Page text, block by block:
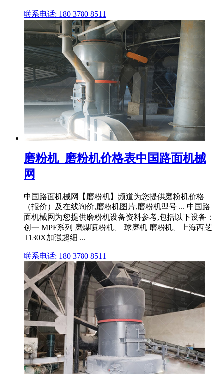
联系电话: 180 3780 8511
磨粉机_磨粉机价格表中国路面机械
网
中国路面机械网【磨粉机】频道为您提供磨粉机价格
（报价）及在线询价,磨粉机图片,磨粉机型号 ... 中国路
面机械网为您提供磨粉机设备资料参考,包括以下设备：
创一 MPF系列 磨煤喷粉机、 球磨机 磨粉机、上海西芝
T130X加强超细 ...
联系电话: 180 3780 8511